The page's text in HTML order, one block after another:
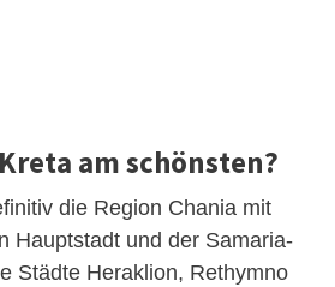
am schönsten?
die Region Chania mit
Hauptstadt und der Samaria-
Städte Heraklion, Rethymno